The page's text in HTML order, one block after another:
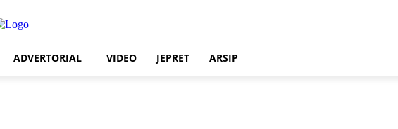
ADVERTORIAL VIDEO JEPRET ARSIP